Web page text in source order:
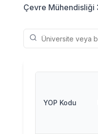
Çevre Mühendisliği
YOP Kodu